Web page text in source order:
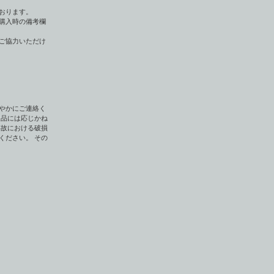
ります。
入時の備考欄
協力いただけ
かにご連絡く
には応じかね
における破損
ださい。 その